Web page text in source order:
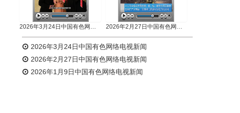
2026年3月24日中国有色网络电视新闻 2026年2月27日中国有色网络电视新闻
2026年3月24日中国有色网络电视新闻
2026年2月27日中国有色网络电视新闻
2026年1月9日中国有色网络电视新闻